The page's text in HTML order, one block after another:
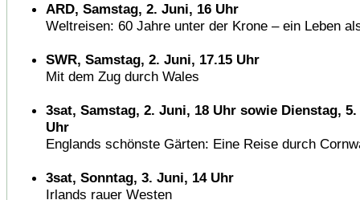
ARD, Samstag, 2. Juni, 16 Uhr
Weltreisen: 60 Jahre unter der Krone – ein Leben
SWR, Samstag, 2. Juni, 17.15 Uhr
Mit dem Zug durch Wales
3sat, Samstag, 2. Juni, 18 Uhr sowie Dienstag,
Uhr
Englands schönste Gärten: Eine Reise durch
3sat, Sonntag, 3. Juni, 14 Uhr
Irlands rauer Westen